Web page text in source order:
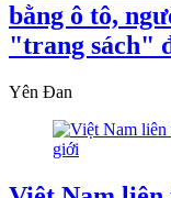
bằng ô tô,
"trang sách"
Yên Đan